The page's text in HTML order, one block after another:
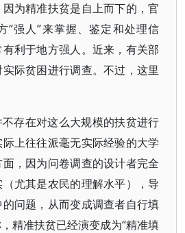
为精准扶贫是自上而下的，官
“强人”来掌握、鉴定和处理信
利于地方强人。近来，有关部
际贫困进行调查。不过，这里
存在对这么大规模的扶贫进行
上往往派毫无实际经验的大学
，因为问卷调查的设计者完全
尤其是农民的理解水平），导
问题，从而变成调查者自行填
精准扶贫已经演变成为“精准填